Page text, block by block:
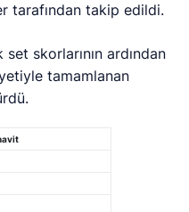
tarafından takip edildi.
set skorlarının ardından
tamamlanan